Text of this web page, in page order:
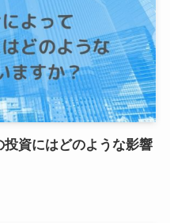
資にはどのような影響